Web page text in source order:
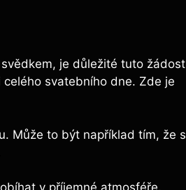
je důležité tuto žádost
svatebního dne. Zde je
Může to být například tím, že s